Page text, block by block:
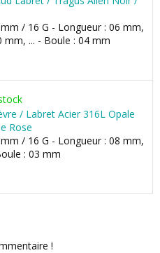
/ 16 G - Longueur : 06 mm,
mm, ... - Boule : 04 mm
/ Labret Acier 316L Opale
Rose
/ 16 G - Longueur : 08 mm,
: 03 mm
!